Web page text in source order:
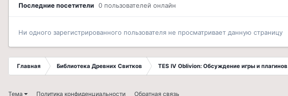
Последние посетители 0 пользователей онлайн
Ни одного зарегистрированного пользователя не просматривает данную страницу
Главная Библиотека Древних Свитков TES IV Oblivion: Обсуждение игры и плагинов
Тема Политика конфиденциальности Обратная связь